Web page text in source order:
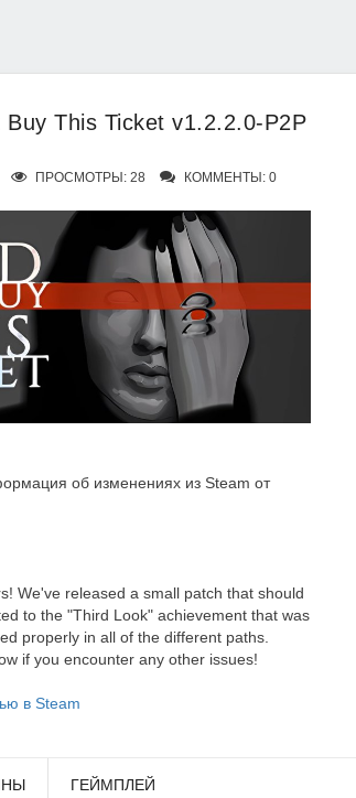
Buy This Ticket v1.2.2.0-P2P
ПРОСМОТРЫ: 28 КОММЕНТЫ: 0
об изменениях из Steam от
We've released a small patch that should
to the "Third Look" achievement that was
properly in all of the different paths.
if you encounter any other issues!
в Steam
ГЕЙМПЛЕЙ